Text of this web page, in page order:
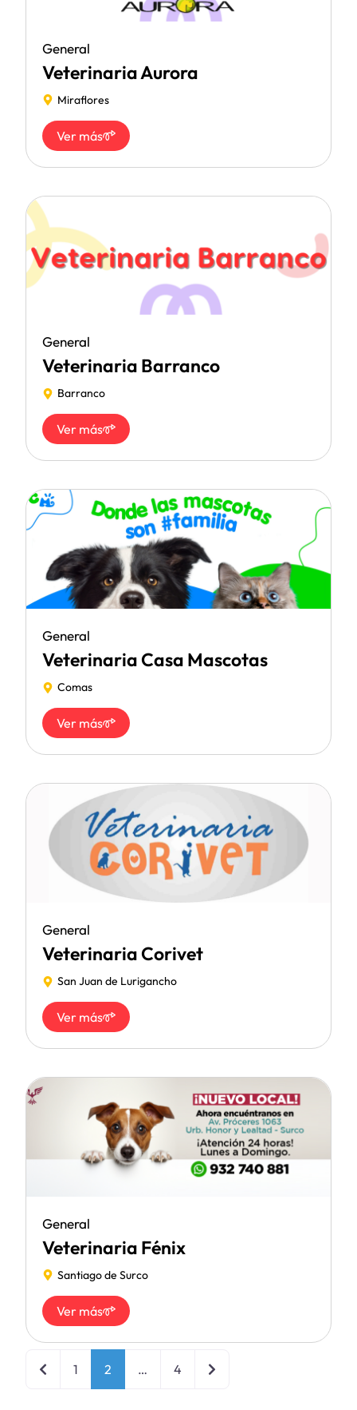
General
Veterinaria Aurora
Miraflores
Ver más
General
Veterinaria Barranco
Barranco
Ver más
General
Veterinaria Casa Mascotas
Comas
Ver más
General
Veterinaria Corivet
San Juan de Lurigancho
Ver más
General
Veterinaria Fénix
Santiago de Surco
Ver más
Entradas recientes
1 2 … 4 Entradas anteriores